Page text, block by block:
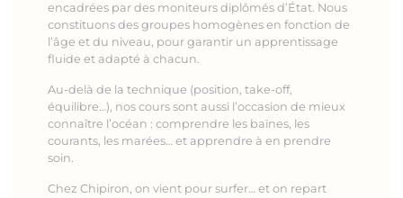
encadrées par des moniteurs diplômés d’État. Nous
constituons des groupes homogènes en fonction de
l’âge et du niveau, pour garantir un apprentissage
fluide et adapté à chacun.
Au-delà de la technique (position, take-off,
équilibre…), nos cours sont aussi l’occasion de mieux
connaître l’océan : comprendre les baïnes, les
courants, les marées… et apprendre à en prendre
soin.
Chez Chipiron, on vient pour surfer… et on repart